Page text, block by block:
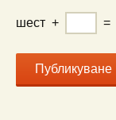
шест + =